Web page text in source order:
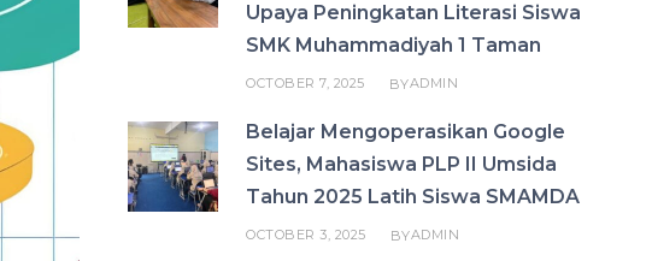
Upaya Peningkatan Literasi Siswa
SMK Muhammadiyah 1 Taman
OCTOBER 7, 2025 BYADMIN
Belajar Mengoperasikan Google
Sites, Mahasiswa PLP II Umsida
Tahun 2025 Latih Siswa SMAMDA
OCTOBER 3, 2025 BYADMIN